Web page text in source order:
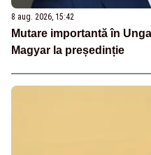
8 aug. 2026, 15:42
Mutare importantă în
Magyar la președinție